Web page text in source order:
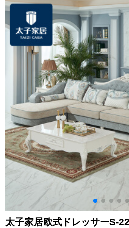
ソファ5850テ
ー30-60日の出荷
す。
太子家居欧式ドレッサーS-